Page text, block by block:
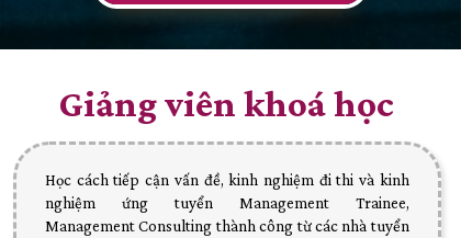
Giảng viên khoá học
Học cách tiếp cận vấn đề, kinh nghiệm đi thi và kinh
nghiệm ứng tuyển Management Trainee,
Management Consulting thành công từ các nhà tuyển